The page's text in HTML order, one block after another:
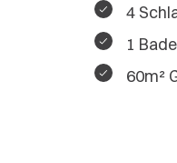
4
1
60m²